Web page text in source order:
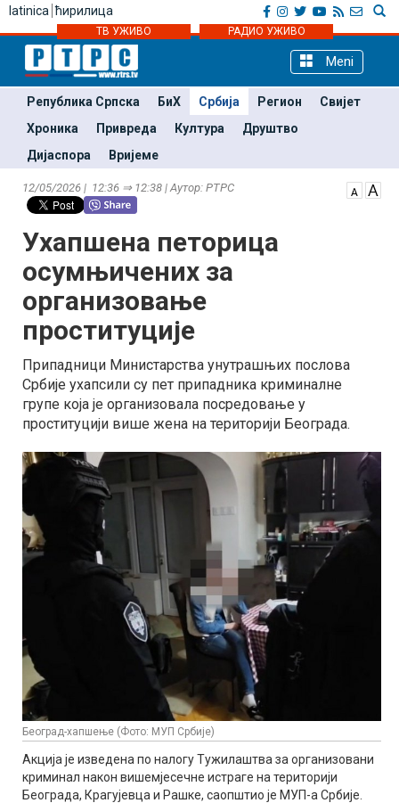
latinica ћирилица
ТВ УЖИВО РАДИО УЖИВО
Meni
Република Српска БиХ Србија Регион
Свијет
Хроника
Привреда Култура
Друштво
Дијаспора
Вријеме
12/05/2026 | 12:36 ⇒ 12:38 | Аутор: РТРС
Ухапшена петорица
осумњичених за
организовање
проституције
Припадници Министарства унутрашњих послова
Србије ухапсили су пет припадника криминалне
групе која је организовала посредовање у
проституцији више жена на територији Београда.
Београд-хапшење (Фото: МУП Србије)
Акција је изведена по налогу Тужилаштва за организовани
криминал након вишемјесечне истраге на територији
Београда, Крагујевца и Рашке, саопштио је МУП-а Србије.